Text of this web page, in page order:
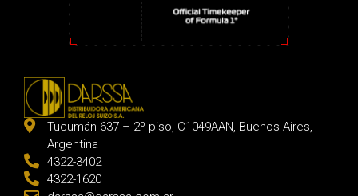
Tucumán 637 – 2º piso, C1049AAN, Buenos Aires,
Argentina
4322-3402
4322-1620